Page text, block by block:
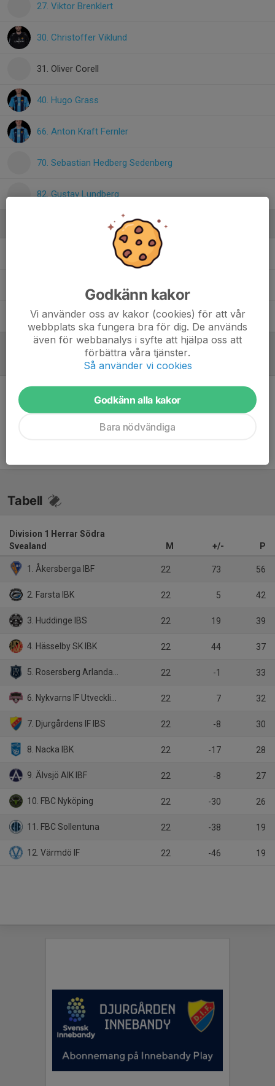
27. Viktor Brenklert
30. Christoffer Viklund
31. Oliver Corell
40. Hugo Grass
66. Anton Kraft Fernler
70. Sebastian Hedberg Sedenberg
82. Gustav Lundberg
Huvudtränare
Ulf ViklundAss Tränare
Inget referat skrivet
Tabell
Division 1 Herrar Södra
Svealand
M +/- P
1. Åkersberga IBF 22 73 56
2. Farsta IBK 22 5 42
3. Huddinge IBS 22 19 39
4. Hässelby SK IBK 22 44 37
5. Rosersberg Arlanda IBK 22 -1 33
6. Nykvarns IF Utveckling 22 7 32
7. Djurgårdens IF IBS 22 -8 30
8. Nacka IBK 22 -17 28
9. Älvsjö AIK IBF 22 -8 27
10. FBC Nyköping 22 -30 26
11. FBC Sollentuna 22 -38 19
12. Värmdö IF 22 -46 19
Godkänn kakor
Vi använder oss av kakor (cookies) för att vår
webbplats ska fungera bra för dig. De används
även för webbanalys i syfte att hjälpa oss att
förbättra våra tjänster.
Så använder vi cookies
Godkänn alla kakor
Bara nödvändiga